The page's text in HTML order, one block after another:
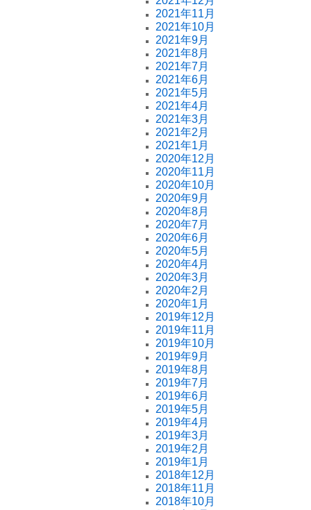
2021年11月
2021年10月
2021年9月
2021年8月
2021年7月
2021年6月
2021年5月
2021年4月
2021年3月
2021年2月
2021年1月
2020年12月
2020年11月
2020年10月
2020年9月
2020年8月
2020年7月
2020年6月
2020年5月
2020年4月
2020年3月
2020年2月
2020年1月
2019年12月
2019年11月
2019年10月
2019年9月
2019年8月
2019年7月
2019年6月
2019年5月
2019年4月
2019年3月
2019年2月
2019年1月
2018年12月
2018年11月
2018年10月